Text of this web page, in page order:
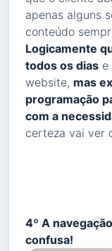
apenas alguns
conteúdo
Logicamente
todos os dias e
website, mas
programação
com a
certeza vai ver
4º A
confusa!